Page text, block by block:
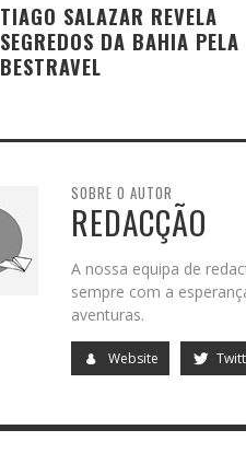
TIAGO SALAZAR REVELA
SEGREDOS DA BAHIA PELA
BESTRAVEL
SOBRE O AUTOR
REDACÇÃO
A nossa equipa de
sempre com a
aventuras.
Website